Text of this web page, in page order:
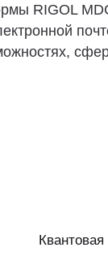
RIGOL